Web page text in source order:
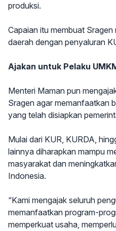
produksi.
Capaian itu membuat
daerah dengan penyaluran
Ajakan untuk Pelaku
Menteri Maman pun
Sragen agar memanfaatkan
yang telah disiapkan
Mulai dari KUR, KURDA,
lainnya diharapkan mampu
masyarakat dan
Indonesia.
“Kami mengajak seluruh
memanfaatkan program-
memperkuat usaha,